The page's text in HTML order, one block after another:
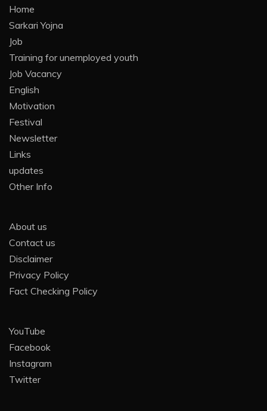
Home
Sarkari Yojna
Job
Training for unemployed youth
Job Vacancy
English
Motivation
Festival
Newsletter
Links
updates
Other Info
About us
Contact us
Disclaimer
Privacy Policy
Fact Checking Policy
YouTube
Facebook
Instagram
Twitter